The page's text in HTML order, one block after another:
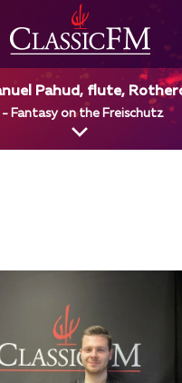
Pahud, flute,
Yannick Mezet -
- Fantasy on the Freischutz